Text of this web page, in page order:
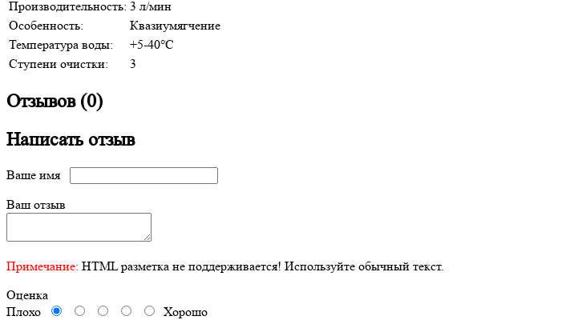
Производительность: 3 л/мин
Особенность:
Квазиумягчение
Температура воды:
+5-40°C
Ступени очистки:
3
Отзывов (0)
Написать отзыв
Ваше имя
Ваш отзыв
Примечание: HTML разметка не поддерживается! Используйте обычный текст.
Оценка
Плохо
Хорошо